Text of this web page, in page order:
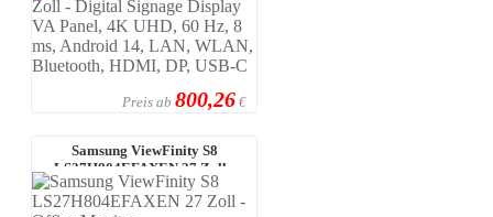
Preis ab 800,26 €
Samsung ViewFinity S8
LS27H804EFAXEN 27 Zoll -
Office Monitor